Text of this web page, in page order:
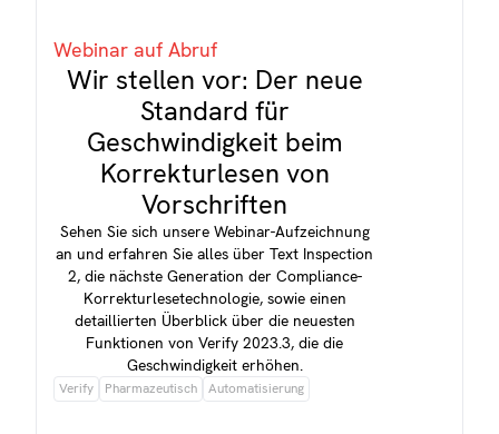
Webinar auf Abruf
Wir stellen vor: Der neue
Standard für
Geschwindigkeit beim
Korrekturlesen von
Vorschriften
Sehen Sie sich unsere Webinar-Aufzeichnung
an und erfahren Sie alles über Text Inspection
2, die nächste Generation der Compliance-
Korrekturlesetechnologie, sowie einen
detaillierten Überblick über die neuesten
Funktionen von Verify 2023.3, die die
Geschwindigkeit erhöhen.
Verify Pharmazeutisch Automatisierung